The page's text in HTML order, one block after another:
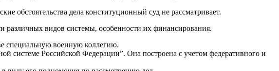
обстоятельства дела конституционный суд не рассматривает.
видов системы, особенности их финансирования.
специальную военную коллегию.
системе Российской Федерации”. Она построена с учетом федеративного и